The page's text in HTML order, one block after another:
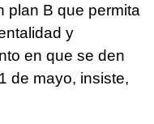
plan B que permita
y
en que se den
de mayo, insiste,